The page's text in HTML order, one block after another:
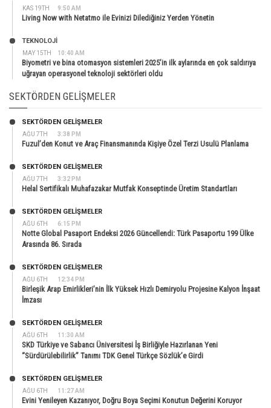
KAS 19TH 9:50 AM
Living Now with Netatmo ile Evinizi Dilediğiniz Yerden Yönetin
MAY 15TH 10:40 AM
TEKNOLOJİ
Biyometri ve bina otomasyon sistemleri 2025’in ilk aylarında en çok saldırıya
uğrayan operasyonel teknoloji sektörleri oldu
SEKTÖRDEN GELIŞMELER
AĞU 7TH 3:38 PM
SEKTÖRDEN GELIŞMELER
Fuzul’den Konut ve Araç Finansmanında Kişiye Özel Terzi Usulü Planlama
AĞU 7TH 3:32 PM
SEKTÖRDEN GELIŞMELER
Helal Sertifikalı Muhafazakar Mutfak Konseptinde Üretim Standartları
AĞU 6TH 6:15 PM
SEKTÖRDEN GELIŞMELER
Notte Global Pasaport Endeksi 2026 Güncellendi: Türk Pasaportu 199 Ülke
Arasında 86. Sırada
AĞU 6TH 12:34 PM
SEKTÖRDEN GELIŞMELER
Birleşik Arap Emirlikleri’nin İlk Yüksek Hızlı Demiryolu Projesine Kalyon İnşaat
İmzası
AĞU 6TH 11:30 AM
SEKTÖRDEN GELIŞMELER
SKD Türkiye ve Sabancı Üniversitesi İş Birliğiyle Hazırlanan Yeni
“Sürdürülebilirlik” Tanımı TDK Genel Türkçe Sözlük’e Girdi
AĞU 6TH 11:27 AM
SEKTÖRDEN GELIŞMELER
Evini Yenileyen Kazanıyor, Doğru Boya Seçimi Konutun Değerini Koruyor